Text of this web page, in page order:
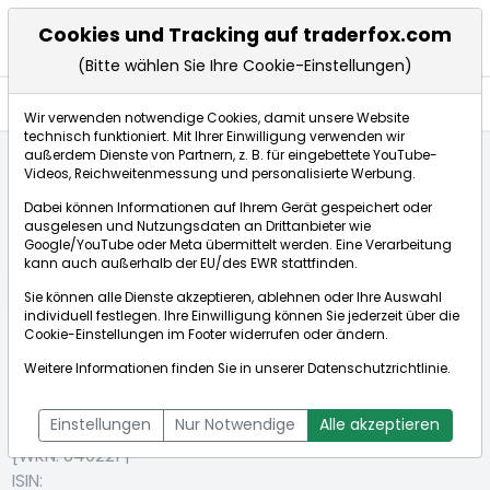
Aktienkurse
Börse:
HANNOVER
O.N.
[WKN: 840221 |
ISIN:
248,800€ +0,57%
Echtzeit-Aktienkurs HANNOVER RUECK SE NA O.N.
Bid:248,600€Ask:249,000€
Cookies und Tracking auf traderfox.com
(Bitte wählen Sie Ihre Cookie-Einstellungen)
Wir verwenden notwendige Cookies, damit unsere Website
technisch funktioniert. Mit Ihrer Einwilligung verwenden wir
außerdem Dienste von Partnern, z. B. für eingebettete YouTube-
Videos, Reichweitenmessung und personalisierte Werbung.
Dabei können Informationen auf Ihrem Gerät gespeichert oder
ausgelesen und Nutzungsdaten an Drittanbieter wie
Google/YouTube oder Meta übermittelt werden. Eine Verarbeitung
kann auch außerhalb der EU/des EWR stattfinden.
Sie können alle Dienste akzeptieren, ablehnen oder Ihre Auswahl
individuell festlegen. Ihre Einwilligung können Sie jederzeit über die
Cookie-Einstellungen im Footer widerrufen oder ändern.
Weitere Informationen finden Sie in unsererDatenschutzrichtlinie.
Einstellungen Nur Notwendige Alle akzeptieren